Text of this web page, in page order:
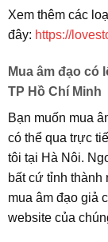
Xem thêm các
đây: https://
Mua âm đạo có
TP Hồ Chí Minh
Bạn muốn mua
có thể qua trực
tôi tại Hà Nôi.
bất cứ tỉnh thành
mua âm đạo giả
website của